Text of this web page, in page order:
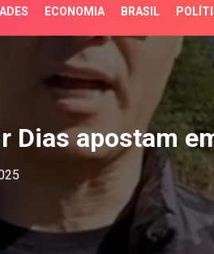
ECONOMIA BRASIL
em
Dias apostam